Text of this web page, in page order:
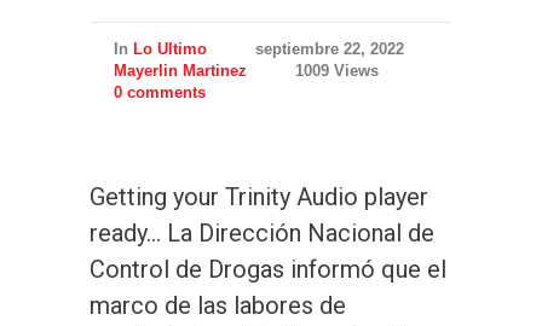
In Lo Ultimo
septiembre 22, 2022
Mayerlin Martinez
1009 Views
0 comments
Getting your Trinity Audio player
ready… La Dirección Nacional de
Control de Drogas informó que el
marco de las labores de